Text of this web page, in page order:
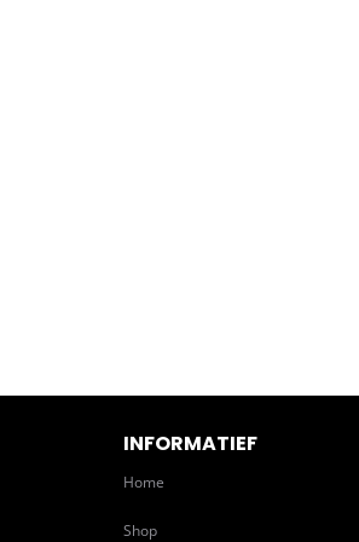
INFORMATIEF
Home
Shop